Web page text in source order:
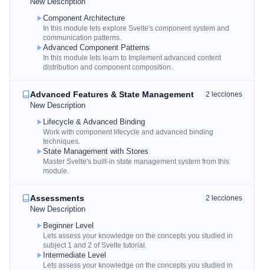
Component Architecture
In this module lets explore Svelte's component system and
communication patterns.
Advanced Component Patterns
In this module lets learn to Implement advanced content
distribution and component composition.
Advanced Features & State Management
New Description
2 lecciones
Lifecycle & Advanced Binding
Work with component lifecycle and advanced binding
techniques.
State Management with Stores
Master Svelte's built-in state management system from this
module.
Assessments
New Description
2 lecciones
Beginner Level
Lets assess your knowledge on the concepts you studied in
subject 1 and 2 of Svelte tutorial.
Intermediate Level
Lets assess your knowledge on the concepts you studied in